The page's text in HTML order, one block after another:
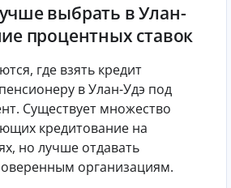
выбрать в Улан-
процентных ставок
где взять кредит
в Улан-Удэ под
Существует множество
кредитование на
но лучше отдавать
организациям.